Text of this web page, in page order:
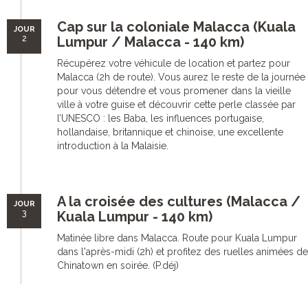
JOUR
2
Cap sur la coloniale Malacca (Kuala
Lumpur / Malacca - 140 km)
Récupérez votre véhicule de location et partez pour
Malacca (2h de route). Vous aurez le reste de la journée
pour vous détendre et vous promener dans la vieille
ville à votre guise et découvrir cette perle classée par
l’UNESCO : les Baba, les influences portugaise,
hollandaise, britannique et chinoise, une excellente
introduction à la Malaisie.
JOUR
3
A la croisée des cultures (Malacca /
Kuala Lumpur - 140 km)
Matinée libre dans Malacca. Route pour Kuala Lumpur
dans l'après-midi (2h) et profitez des ruelles animées de
Chinatown en soirée. (P.déj)